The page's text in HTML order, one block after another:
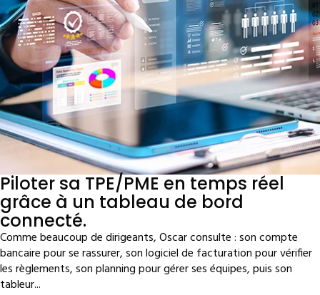
Piloter sa TPE/PME en temps réel
grâce à un tableau de bord
connecté.
Comme beaucoup de dirigeants, Oscar consulte : son compte
bancaire pour se rassurer, son logiciel de facturation pour vérifier
les règlements, son planning pour gérer ses équipes, puis son
tableur...